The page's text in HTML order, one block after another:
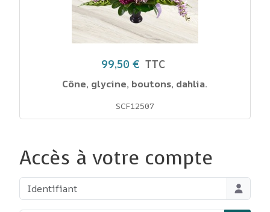
99,50 € TTC
Cône, glycine, boutons, dahlia.
SCF12507
Accès à votre compte
Identifiant